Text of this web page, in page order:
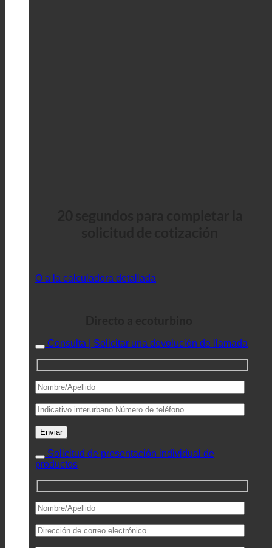
O a la calculadora detallada
Consulta | Solicitar una devolución de llamada
Solicitud de presentación individual de
productos